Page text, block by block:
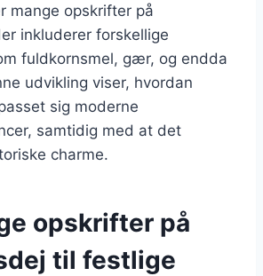
mange opskrifter på
inkluderer forskellige
fuldkornsmel, gær, og endda
udvikling viser, hvordan
sig moderne
samtidig med at det
charme.
opskrifter på
til festlige